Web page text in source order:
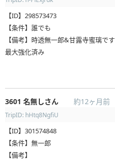
【ID】298573473
【条件】誰でも
【備考】時透無一郎&甘露寺蜜璃です
最大強化済み
3601 名無しさん 約12ヶ月前
TripID: hHtq8NgfiU
【ID】301574848
【条件】無一郎
【備考】